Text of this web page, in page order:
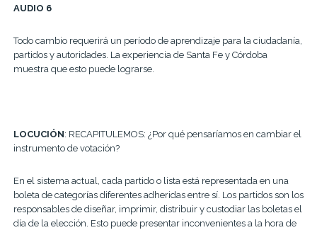
AUDIO 6
Todo cambio requerirá un período de aprendizaje para la ciudadanía,
partidos y autoridades. La experiencia de Santa Fe y Córdoba
muestra que esto puede lograrse.
LOCUCIÓN: RECAPITULEMOS: ¿Por qué pensaríamos en cambiar el
instrumento de votación?
En el sistema actual, cada partido o lista está representada en una
boleta de categorías diferentes adheridas entre sí. Los partidos son los
responsables de diseñar, imprimir, distribuir y custodiar las boletas el
día de la elección. Esto puede presentar inconvenientes a la hora de